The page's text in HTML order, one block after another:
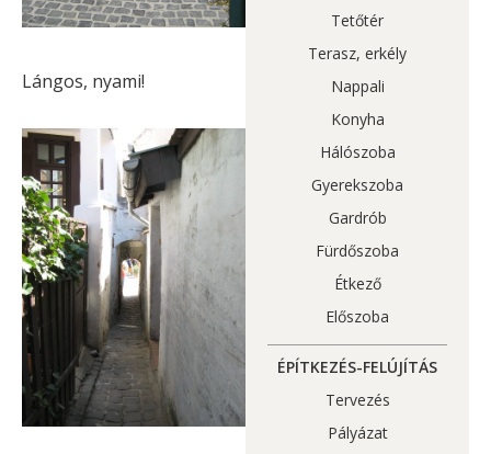
Lángos, nyami!
Tetőtér
Terasz, erkély
Nappali
Konyha
Hálószoba
Gyerekszoba
Gardrób
Fürdőszoba
Étkező
Előszoba
ÉPÍTKEZÉS-FELÚJÍTÁS
Tervezés
Pályázat